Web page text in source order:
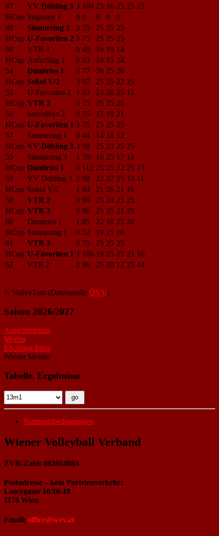
47
VV Döbling 3 3 104 23 16 25 25 15
HCup Segromy 1 0 0 0 0
0
48
Simmering 3 3 75 25 25 25
HCup U-Favoriten 2 3 75 25 25 25
50
VTR 3 0 49 16 19 14
HCup Aufschlag 1 0 63 24 15 24
54
Dimitrios 1 3 77 26 25 26
HCup Sokol V/2 3 97 25 25 22 25
53
U-Favoriten 2 1 83 23 20 25 15
HCup VTR 2 3 75 25 25 25
56
hotvolleys 2 0 55 15 19 21
HCup U-Favoriten 1 3 75 25 25 25
57
Simmering 1 0 44 14 18 12
HCup VV Döbling 3 3 98 25 23 25 25
55
Simmering 3 1 70 10 25 17 18
HCup Dimitrios 1 3 112 25 25 22 25 15
59
VV Döbling 3 2 98 22 27 25 13 11
HCup Sokol V/2 1 84 21 26 21 16
58
VTR 2 3 99 25 24 25 25
HCup VTR 2 3 96 25 25 21 25
60
Dimitrios 1 1 85 22 18 25 20
HCup Simmering 1 0 52 19 15 18
61
VTR 2 3 75 25 25 25
HCup U-Favoriten 1 3 106 19 25 25 21 16
62
VTR 2 2 96 25 20 12 25 14
© VolleyTom (Datenquelle ÖVV)
Saison 2026/2027
Ausschreibung
Modus
EScoring Infos
Wiener Meister
Tabelle, Ergebnisse
Nutzungsbedingungen
Wiener Volleyball Verband
ZVR-Zahl: 083954683
Postadresse – kein Parteienverkehr:
Lascygasse 10/16-18
1170 Wien
Email: office@wvv.at